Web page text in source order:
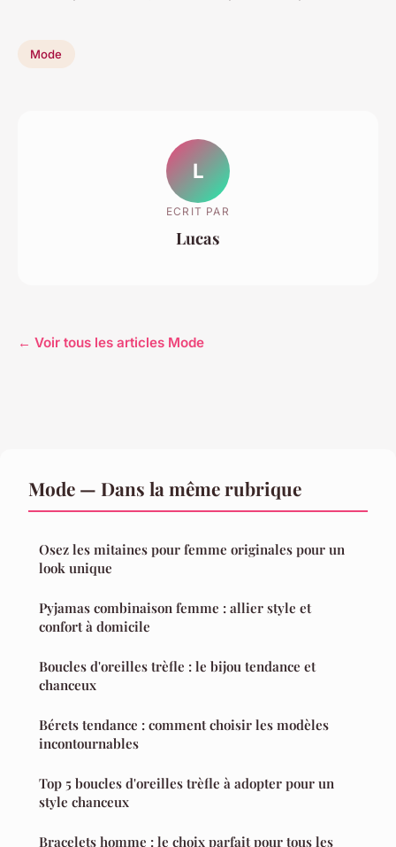
Mode
L
ECRIT PAR
Lucas
← Voir tous les articles Mode
Mode — Dans la même rubrique
Osez les mitaines pour femme originales pour un
look unique
Pyjamas combinaison femme : allier style et
confort à domicile
Boucles d'oreilles trèfle : le bijou tendance et
chanceux
Bérets tendance : comment choisir les modèles
incontournables
Top 5 boucles d'oreilles trèfle à adopter pour un
style chanceux
Bracelets homme : le choix parfait pour tous les